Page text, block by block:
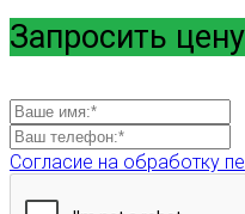
Запросить цену
Согласие на обработку